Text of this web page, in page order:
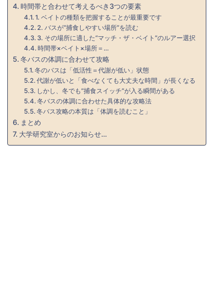
時間帯と合わせて考えるべき3つの要素
1. ベイトの種類を把握することが最重要です
2. バスが“捕食しやすい場所”を読む
3. その場所に適した“マッチ・ザ・ベイト”のルアー選択
時間帯×ベイト×場所＝…
冬バスの体調に合わせて攻略
冬のバスは「低活性＝代謝が低い」状態
代謝が低いと「食べなくても大丈夫な時間」が長くなる
しかし、冬でも“捕食スイッチ”が入る瞬間がある
冬バスの体調に合わせた具体的な攻略法
冬バス攻略の本質は「体調を読むこと」
まとめ
大学研究室からのお知らせ…